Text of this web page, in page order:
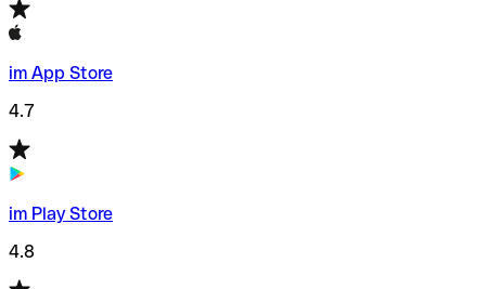
im App Store
4.7
im Play Store
4.8